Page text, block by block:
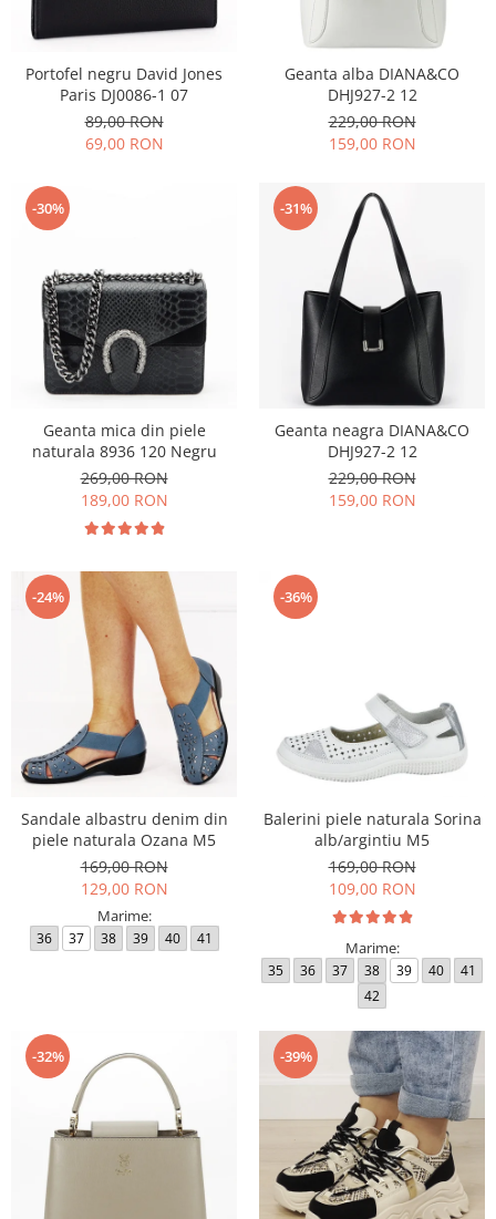
Incaltamine primavara-vara piele
Imbracaminte
Camasi si topuri
Blugi si pantaloni
Pulovere si cardigane
Rochii
Salopete
Portofel negru David Jones
Paris DJ0086-1 07
89,00 RON
69,00 RON
Geanta alba DIANA&CO
DHJ927-2 12
229,00 RON
159,00 RON
-30%
Geanta mica din piele
naturala 8936 120 Negru
269,00 RON
189,00 RON
-31%
Geanta neagra DIANA&CO
DHJ927-2 12
229,00 RON
159,00 RON
-24%
Sandale albastru denim din
piele naturala Ozana M5
169,00 RON
129,00 RON
Marime:
36 37 38 39 40 41
-36%
Balerini piele naturala Sorina
alb/argintiu M5
169,00 RON
109,00 RON
Marime:
35 36 37 38 39 40
41
42
-32% -39%